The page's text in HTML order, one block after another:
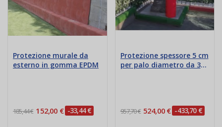
Protezione murale da
esterno in gomma EPDM
185,44 € 152,00 € -33,44 €
Protezione spessore 5 cm
per palo diametro da 35
957,70 € 524,00 € -433,70 €